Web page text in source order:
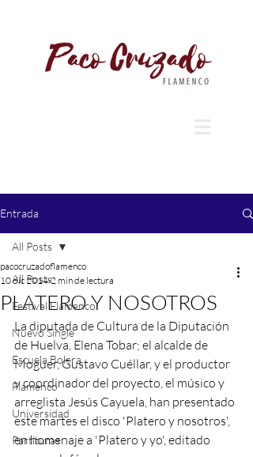
Entrada
All Posts
Festival Flamenco
Nuevo Single
Escuela Bolera
Flamenco
Universidad
Partituras
All Posts
PLATERO Y NOSOTROS
pacocruzadoflamenco
10 dic 2014 2 min de lectura
La diputada de Cultura de la Diputación
de Huelva, Elena Tobar; el alcalde de
Moguer, Gustavo Cuéllar, y el productor
y coordinador del proyecto, el músico y
arreglista Jesús Cayuela, han presentado
este martes el disco 'Platero y nosotros',
en homenaje a 'Platero y yo', editado